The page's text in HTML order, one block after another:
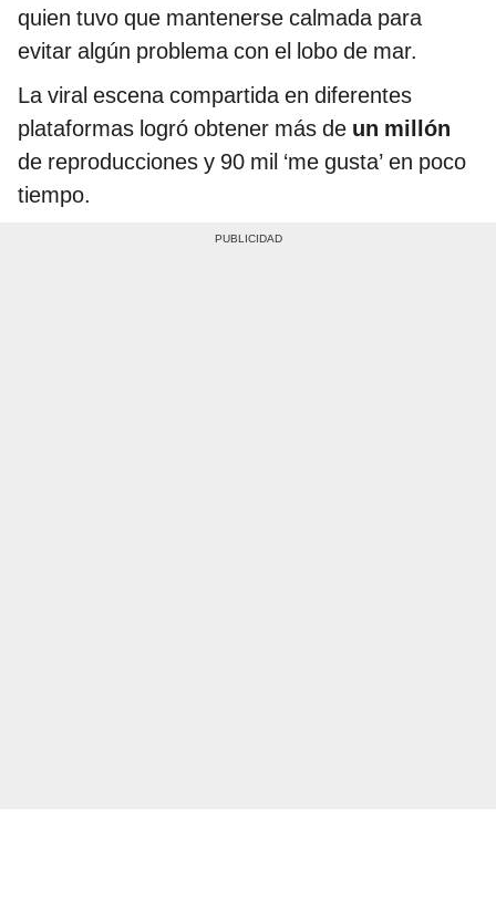
quien tuvo que mantenerse calmada para
evitar algún problema con el lobo de mar.
La viral escena compartida en diferentes
plataformas logró obtener más de un millón
de reproducciones y 90 mil ‘me gusta’ en poco
tiempo.